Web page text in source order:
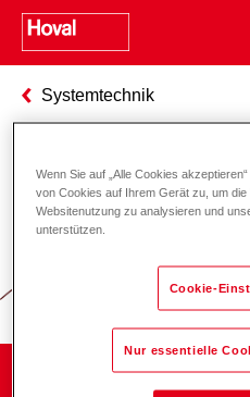
Systemtechnik
Verantwortung
Wenn Sie auf „Alle Cookies
von Cookies auf Ihrem Gerät zu, um
Websitenutzung zu analysieren und
unterstützen.
Cookie-
Nur essentielle